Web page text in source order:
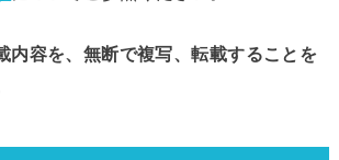
内容を、無断で複写、転載することを